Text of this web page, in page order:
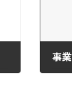
事